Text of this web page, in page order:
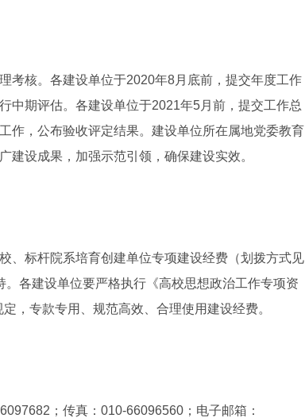
核。各建设单位于2020年8月底前，提交年度工作
中期评估。各建设单位于2021年5月前，提交工作总
作，公布验收评定结果。建设单位所在属地党委教育
建设成果，加强示范引领，确保建设实效。
标杆院系培育创建单位专项建设经费（划拨方式见
各建设单位要严格执行《高校思想政治工作专项资
定，专款专用、规范高效、合理使用建设经费。
；传真：010-66096560；电子邮箱：